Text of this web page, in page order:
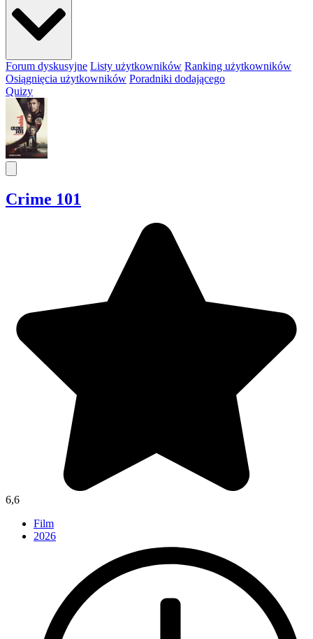
Forum dyskusyjne Listy użytkowników Ranking użytkowników
Osiągnięcia użytkowników Poradniki dodającego
Quizy
Crime 101
6,6
Film
2026